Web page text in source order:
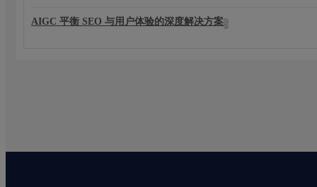
AIGC 平衡 SEO 与用户体验的深度解决方案